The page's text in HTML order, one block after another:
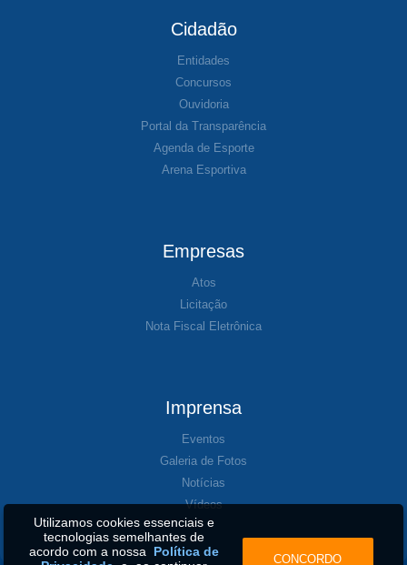
Cidadão
Entidades
Concursos
Ouvidoria
Portal da Transparência
Agenda de Esporte
Arena Esportiva
Empresas
Atos
Licitação
Nota Fiscal Eletrônica
Imprensa
Eventos
Galeria de Fotos
Notícias
Vídeos
Utilizamos cookies essenciais e
tecnologias semelhantes de
acordo com a nossa Política de
CONCORDO